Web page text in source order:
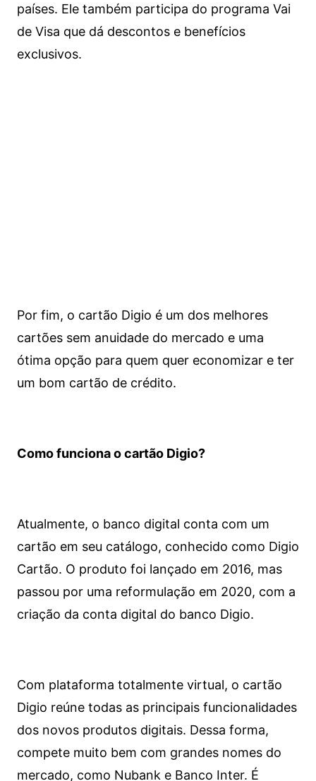
países. Ele também participa do programa Vai
de Visa que dá descontos e benefícios
exclusivos.
Por fim, o cartão Digio é um dos melhores
cartões sem anuidade do mercado e uma
ótima opção para quem quer economizar e ter
um bom cartão de crédito.
Como funciona o cartão Digio?
Atualmente, o banco digital conta com um
cartão em seu catálogo, conhecido como Digio
Cartão. O produto foi lançado em 2016, mas
passou por uma reformulação em 2020, com a
criação da conta digital do banco Digio.
Com plataforma totalmente virtual, o cartão
Digio reúne todas as principais funcionalidades
dos novos produtos digitais. Dessa forma,
compete muito bem com grandes nomes do
mercado, como Nubank e Banco Inter. É